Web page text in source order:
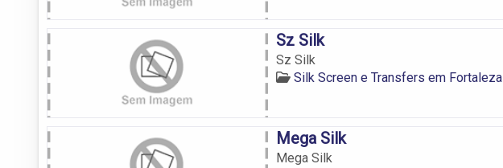
Sz Silk
Sz Silk
Silk Screen e Transfers em Fortaleza
Mega Silk
Mega Silk